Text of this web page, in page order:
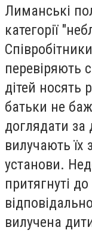
Лиманські
категорії
перевіряють
дітей носять
батьки не
доглядати за
вилучають їх
установи.
притягнуті
вилучена